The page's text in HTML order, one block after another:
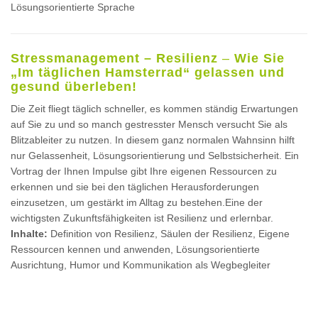
Lösungsorientierte Sprache
Stressmanagement – Resilienz – Wie Sie
„Im täglichen Hamsterrad“ gelassen und
gesund überleben!
Die Zeit fliegt täglich schneller, es kommen ständig Erwartungen
auf Sie zu und so manch gestresster Mensch versucht Sie als
Blitzableiter zu nutzen. In diesem ganz normalen Wahnsinn hilft
nur Gelassenheit, Lösungsorientierung und Selbstsicherheit. Ein
Vortrag der Ihnen Impulse gibt Ihre eigenen Ressourcen zu
erkennen und sie bei den täglichen Herausforderungen
einzusetzen, um gestärkt im Alltag zu bestehen.Eine der
wichtigsten Zukunftsfähigkeiten ist Resilienz und erlernbar.
Inhalte: Definition von Resilienz, Säulen der Resilienz, Eigene
Ressourcen kennen und anwenden, Lösungsorientierte
Ausrichtung, Humor und Kommunikation als Wegbegleiter